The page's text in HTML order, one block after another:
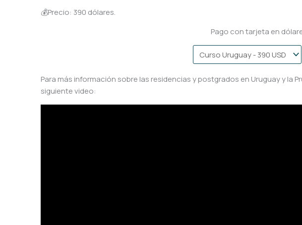
💰Precio: 390 dólares.
Pago con tarjeta en
Para más información sobre las residencias y postgrados en Uruguay y la
siguiente video: